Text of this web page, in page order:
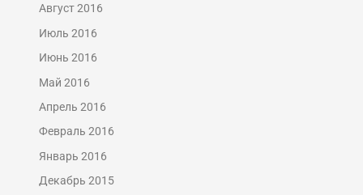
Август 2016
Июль 2016
Июнь 2016
Май 2016
Апрель 2016
Февраль 2016
Январь 2016
Декабрь 2015